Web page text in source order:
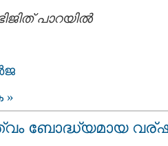
പാറയില്‍
»
ബോദ്ധ്യമായ